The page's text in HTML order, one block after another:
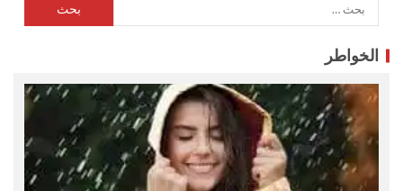
الخواطر